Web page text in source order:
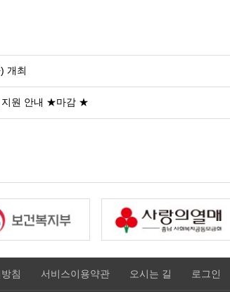
개최
지원 안내 ★마감 ★
침 서비스이용약관 오시는 길 로그인